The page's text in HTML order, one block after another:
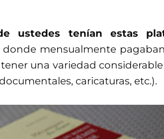
ustedes tenían estas
mensualmente
una variedad
caricaturas, etc.).